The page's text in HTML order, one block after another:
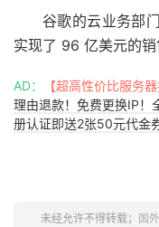
谷歌的云业务部
实现了 96 亿美元的销
AD： 【超高性价比服务器
理由退款！免费更换IP
册认证即送2张50元代金券
未经允许不得转载； 国